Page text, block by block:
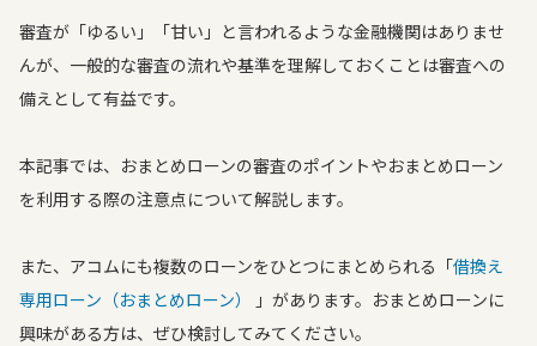
審査が「ゆるい」「甘い」と言われるような金融機関はありませ
んが、一般的な審査の流れや基準を理解しておくことは審査への
備えとして有益です。
本記事では、おまとめローンの審査のポイントやおまとめローン
を利用する際の注意点について解説します。
また、アコムにも複数のローンをひとつにまとめられる「借換え
専用ローン（おまとめローン）
」があります。おまとめローンに
興味がある方は、ぜひ検討してみてください。